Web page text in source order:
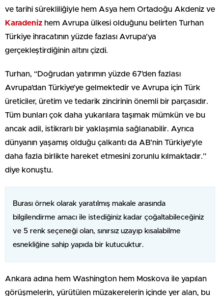
ve tarihi sürekliliğiyle hem Asya hem Ortadoğu Akdeniz ve
Karadeniz hem Avrupa ülkesi olduğunu belirten Turhan
Türkiye ihracatının yüzde fazlası Avrupa’ya
gerçekleştirdiğinin altını çizdi.
Turhan, “Doğrudan yatırımın yüzde 67’den fazlası
Avrupa’dan Türkiye’ye gelmektedir ve Avrupa için Türk
üreticiler, üretim ve tedarik zincirinin önemli bir parçasıdır.
Tüm bunları çok daha yukarılara taşımak mümkün ve bu
ancak adil, istikrarlı bir yaklaşımla sağlanabilir. Ayrıca
dünyanın yaşamış olduğu çalkantı da AB’nin Türkiye’yle
daha fazla birlikte hareket etmesini zorunlu kılmaktadır.”
diye konuştu.
Burası örnek olarak yaratılmış makale arasında
bilgilendirme amacı ile istediğiniz kadar çoğaltabileceğiniz
ve 5 renk seçeneği olan, sınırsız uzayıp kısalabilme
esnekliğine sahip yapıda bir kutucuktur.
Ankara adına hem Washington hem Moskova ile yapılan
görüşmelerin, yürütülen müzakerelerin içinde yer alan, bu